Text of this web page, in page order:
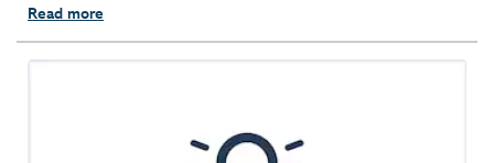
Read more